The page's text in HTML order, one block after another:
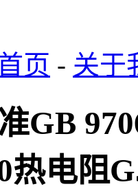
页 - 关于
GB
热电阻